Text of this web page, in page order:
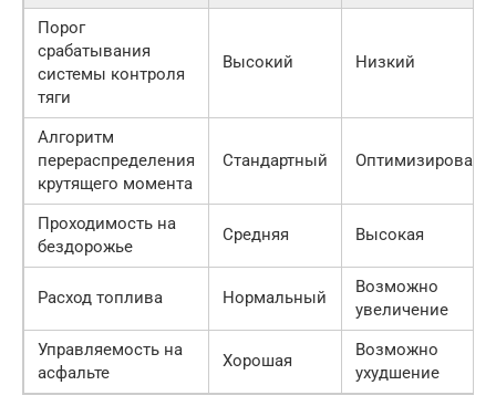
Порог
срабатывания
системы контроля
тяги
Высокий Низкий
Алгоритм
перераспределения
крутящего момента
Стандартный
Проходимость на
бездорожье
Средняя Высокая
Расход топлива Нормальный
Возможно
увеличение
Управляемость на
асфальте
Хорошая
Возможно
ухудшение